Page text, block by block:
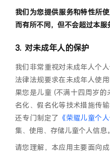
我们为您提供服务和特性所
而有所不同，但不会超过本服
对未成年人的保护
我们非常重视对未成年人个
法律法规要求在未成年人使
果您是儿童 (不满十四周岁
名化、假名化等技术措施传
还专门制定了 《荣耀儿童个
集、使用、存储儿童个人信息。
请您理解，本应用主要面向